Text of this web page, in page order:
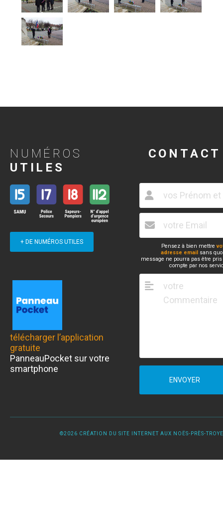
NUMÉROS
UTILES
+ DE NUMÉROS UTILES
télécharger l’application
gratuite
PanneauPocket sur votre
smartphone
CONTACT
Pensez à bien mettre
adresse email sans
message ne pourra pas être
compte par nos
ENVOYER
©2026 CRÉATION DU SITE INTERNET AUX NOËS-PRÈS-